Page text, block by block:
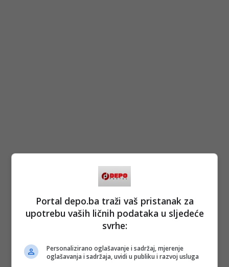
Portal depo.ba traži vaš pristanak za
upotrebu vaših ličnih podataka u sljedeće
svrhe:
Personalizirano oglašavanje i sadržaj, mjerenje
oglašavanja i sadržaja, uvidi u publiku i razvoj usluga